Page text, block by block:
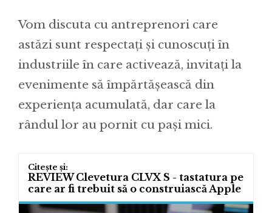
Vom discuta cu antreprenori care
astăzi sunt respectați și cunoscuți în
industriile în care activează, invitați la
evenimente să împărtășească din
experiența acumulată, dar care la
rândul lor au pornit cu pași mici.
REVIEW Clevetura CLVX S - tastatura pe
care ar fi trebuit să o construiască Apple